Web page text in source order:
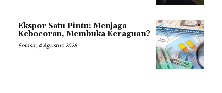
Ekspor Satu Pintu: Menjaga
Kebocoran, Membuka Keraguan?
Selasa, 4 Agustus 2026